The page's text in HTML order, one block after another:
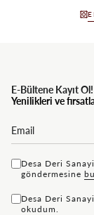
E-Bültene Kayıt Ol!
Yenilikleri ve
Desa Deri
göndermesine
Desa Deri
okudum.